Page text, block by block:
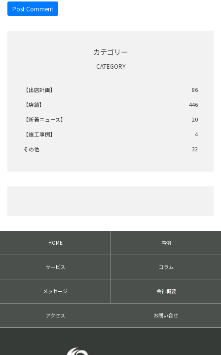
カテゴリー
CATEGORY
【出店計画】
86
【店舗】
446
【新着ニュース】
20
【施工事例】
4
その他
32
HOME 事例
サービス コラム
メッセージ 会社概要
アクセス お問い合せ